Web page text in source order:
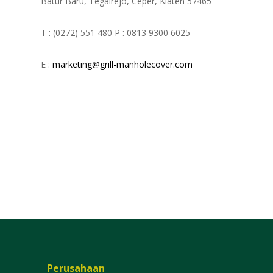
T : (0272) 551 480 P : 0813 9300 6025
E :marketing@grill-manholecover.com
Perusahaan